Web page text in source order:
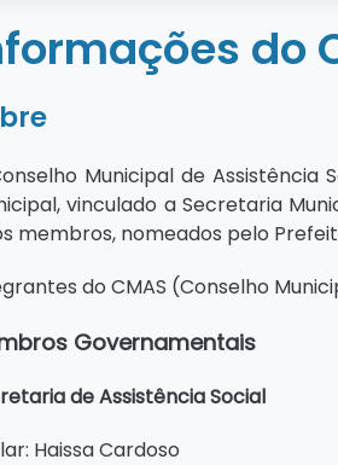
do
Municipal de
vinculado a Secretaria
membros, nomeados pelo
do CMAS (Conselho
Governamentais
de Assistência Social
Haissa Cardoso